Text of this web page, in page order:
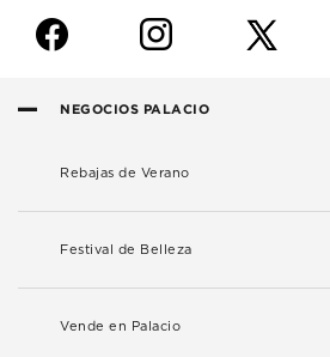
f i
NEGOCIOS PALACIO
Rebajas de Verano
Festival de Belleza
Vende en Palacio